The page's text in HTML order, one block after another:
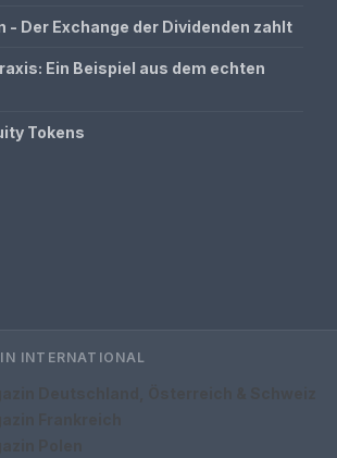
- Der Exchange der Dividenden zahlt
Ein Beispiel aus dem echten
Tokens
INTERNATIONAL